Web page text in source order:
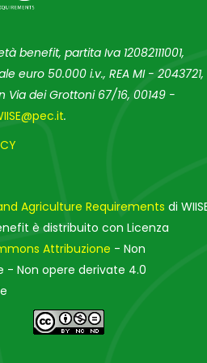
benefit, partita Iva 12082111001,
euro 50.000 i.v., REA MI - 2043721,
Via dei Grottoni 67/16, 00149 -
.
Agriculture Requirements di
è distribuito con Licenza
Attribuzione - Non
- Non opere derivate 4.0